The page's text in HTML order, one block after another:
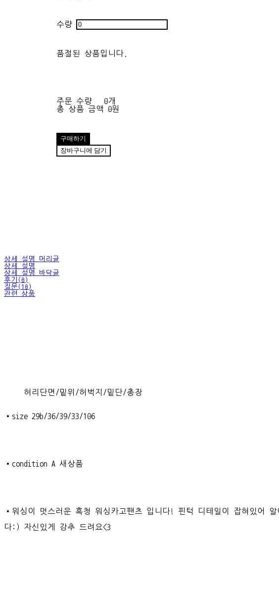
수량
품절된 상품입니다.
주문 수량
0개
총 상품 금액
0원
구매하기
장바구니에 담기
상세 설명 머리글
상세 설명
상세 설명 바닥글
후기(0)
질문(10)
관련 상품
허리단면/밑위/허벅지/밑단/총장
•size 29b/36/39/33/106
•condition A 새상품
•워싱이 멋스러운 흑청 워싱카고팬츠 입니다! 핀턱 디테일이 잡혀있어
다:) 자신있게 강추 드려요<3